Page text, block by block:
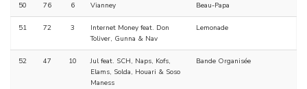
50 76 6 Vianney Beau-Papa
51 72 3
Internet Money feat. Don
Toliver, Gunna & Nav
Lemonade
52 47 10
Jul feat. SCH, Naps, Kofs,
Elams, Solda, Houari & Soso
Maness
Bande Organisée